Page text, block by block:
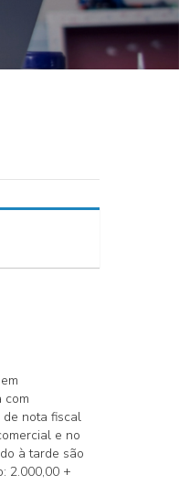
com
nota fiscal
e no
à tarde são
2.000,00 +